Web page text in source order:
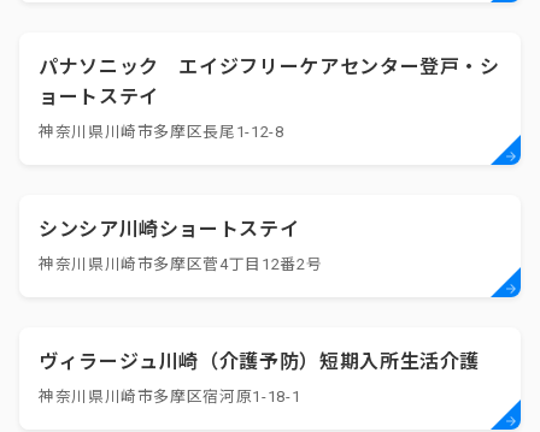
パナソニック エイジフリーケアセンター登戸・シ
ョートステイ
神奈川県川崎市多摩区長尾1-12-8
シンシア川崎ショートステイ
神奈川県川崎市多摩区菅4丁目12番2号
ヴィラージュ川崎（介護予防）短期入所生活介護
神奈川県川崎市多摩区宿河原1-18-1